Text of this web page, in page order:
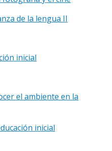
de la lengua II
inicial
el ambiente en la
inicial